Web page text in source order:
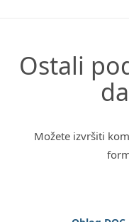
Ostali
Možete izvršiti